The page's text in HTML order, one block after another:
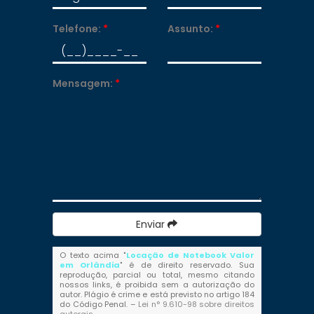
Telefone: * Assunto: *
Mensagem: *
Enviar
O texto acima "Locação de Notebook Valor
em Orlândia" é de direito reservado. Sua
reprodução, parcial ou total, mesmo citando
nossos links, é proibida sem a autorização do
autor. Plágio é crime e está previsto no artigo 184
do Código Penal. – Lei n° 9.610-98 sobre direitos